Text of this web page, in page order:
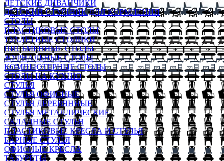
ДЕТСКИЕ ДИВАНЧИКИ
ДЕТСКИЙ СТУЛЬЧИК ДЛЯ КОРМЛЕНИЯ
СТОЛЫ
ПЛАСТИКОВЫЕ СТОЛЫ
ТУАЛЕТНЫЕ СТОЛИКИ
ПИСЬМЕННЫЕ СТОЛЫ
ЖУРНАЛЬНЫЕ СТОЛЫ
КОМПЬЮТЕРНЫЕ СТОЛЫ
СТОЛЫ НА КУХНЮ
СТУЛЬЯ
СТУЛЬЯ ОФИСНЫЕ
СТУЛЬЯ ДЕРЕВЯННЫЕ
СТУЛЬЯ МЕТАЛЛИЧЕСКИЕ
СКЛАДНЫЕ СТУЛЬЯ
ПЛАСТИКОВЫЕ КРЕСЛА И СТУЛЬЯ
БАРНЫЕ СТУЛЬЯ
ОФИСНЫЕ КРЕСЛА
ТАБУРЕТЫ